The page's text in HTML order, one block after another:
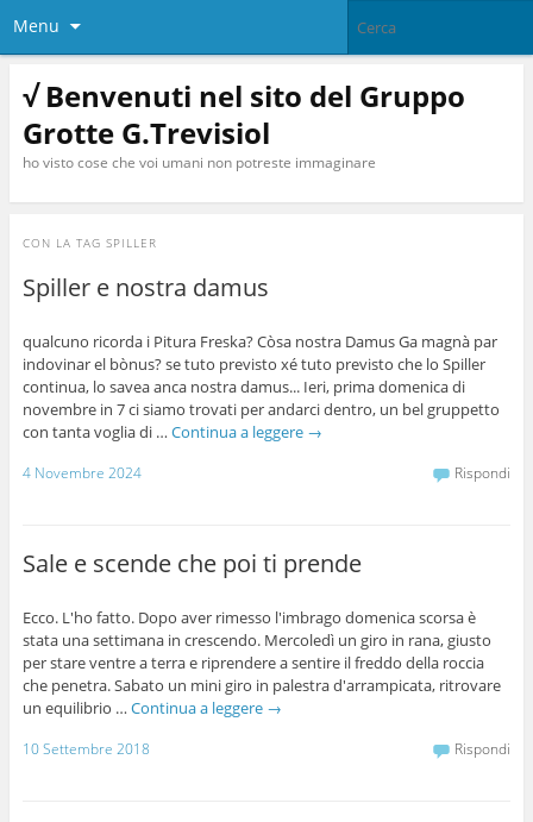
Menu
√ Benvenuti nel sito del Gruppo
Grotte G.Trevisiol
ho visto cose che voi umani non potreste immaginare
CON LA TAG SPILLER
Spiller e nostra damus
qualcuno ricorda i Pitura Freska? Còsa nostra Damus Ga magnà par
indovinar el bònus? se tuto previsto xé tuto previsto che lo Spiller
continua, lo savea anca nostra damus... Ieri, prima domenica di
novembre in 7 ci siamo trovati per andarci dentro, un bel gruppetto
con tanta voglia di … Continua a leggere →
4 Novembre 2024 Rispondi
Sale e scende che poi ti prende
Ecco. L'ho fatto. Dopo aver rimesso l'imbrago domenica scorsa è
stata una settimana in crescendo. Mercoledì un giro in rana, giusto
per stare ventre a terra e riprendere a sentire il freddo della roccia
che penetra. Sabato un mini giro in palestra d'arrampicata, ritrovare
un equilibrio … Continua a leggere →
10 Settembre 2018 Rispondi